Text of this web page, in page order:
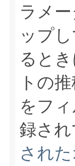
ラメ
ップ
ると
トの
をフ
録さ
された